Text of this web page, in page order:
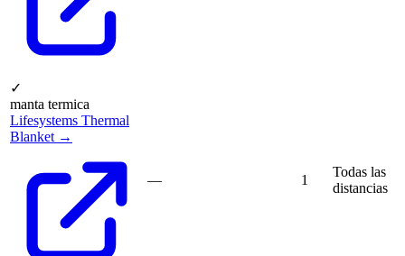
✓
manta termica
Lifesystems Thermal
Blanket →
— 1
Todas las
distancias